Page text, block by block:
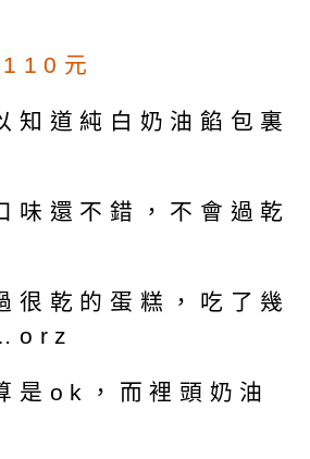
元
知道純白奶油餡包裏
味還不錯，不會過乾
很乾的蛋糕，吃了幾
是ok，而裡頭奶油